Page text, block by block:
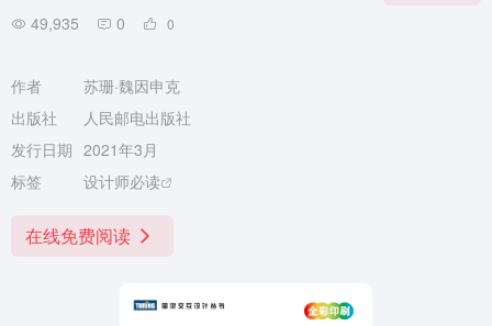
49,935 0 0
作者
苏珊·魏因申克
出版社
人民邮电出版社
发行日期 2021年3月
标签
设计师必读
在线免费阅读